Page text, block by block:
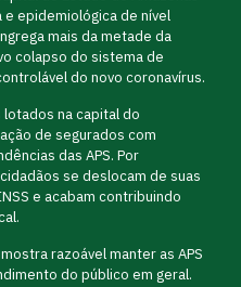
e epidemiológica de nível
mais da metade da
colapso do sistema de
do novo coronavírus.
na capital do
de segurados com
das APS. Por
se deslocam de suas
e acabam contribuindo
razoável manter as APS
do público em geral.